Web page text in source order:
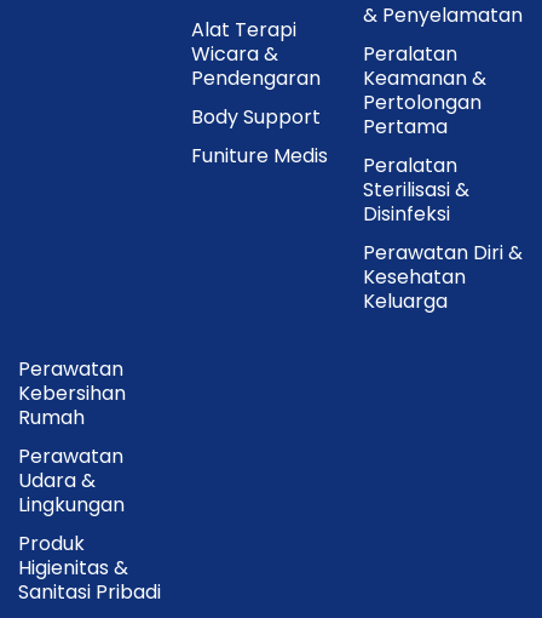
Alat Terapi
Wicara &
Pendengaran
Body Support
Funiture Medis
& Penyelamatan
Peralatan
Keamanan &
Pertolongan
Pertama
Peralatan
Sterilisasi &
Disinfeksi
Perawatan Diri &
Kesehatan
Keluarga
Perawatan
Kebersihan
Rumah
Perawatan
Udara &
Lingkungan
Produk
Higienitas &
Sanitasi Pribadi